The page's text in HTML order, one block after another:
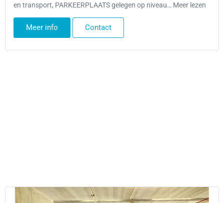
en transport, PARKEERPLAATS gelegen op niveau… Meer lezen
Meer info Contact